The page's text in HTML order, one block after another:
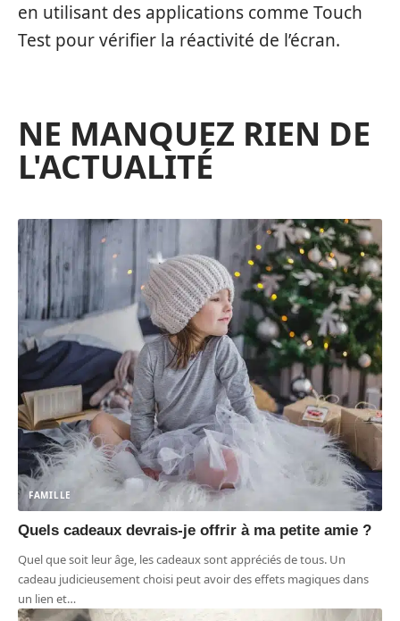
en utilisant des applications comme Touch
Test pour vérifier la réactivité de l’écran.
NE MANQUEZ RIEN DE
L'ACTUALITÉ
FAMILLE
Quels cadeaux devrais-je offrir à ma petite amie ?
Quel que soit leur âge, les cadeaux sont appréciés de tous. Un
cadeau judicieusement choisi peut avoir des effets magiques dans
un lien et…